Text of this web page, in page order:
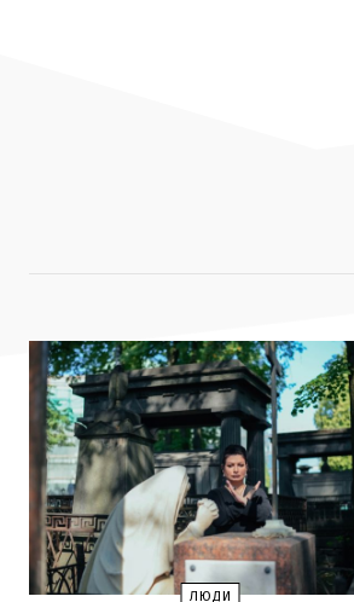
ЛЮДИ